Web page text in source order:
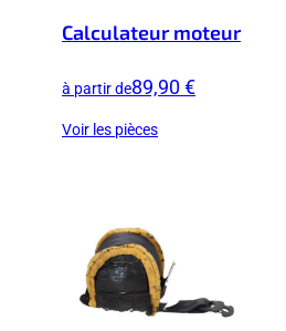
Calculateur moteur
à partir de89,90 €
Voir les pièces